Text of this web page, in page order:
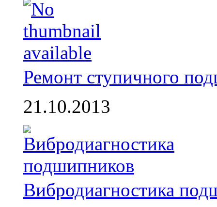
Ремонт ступичного
21.10.2013
Вибродиагностика